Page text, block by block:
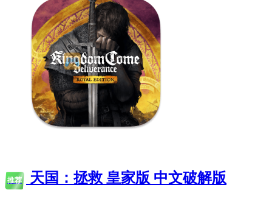
推荐 天国：拯救 皇家版 中文破解版